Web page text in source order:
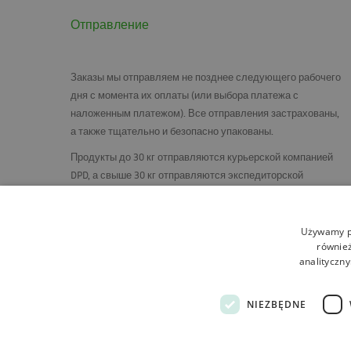
Отправление
Заказы мы отправляем не позднее следующего рабочего
дня с момента их оплаты (или выбора платежа с
наложенным платежом). Все отправления застрахованы,
а также тщательно и безопасно упакованы.
Продукты до 30 кг отправляются курьерской компанией
DPD, а свыше 30 кг отправляются экспедиторской
отправляем на поддонах, в вертикальном положении, на
Доставка Возврат и
Używamy
NIEZBĘDNE